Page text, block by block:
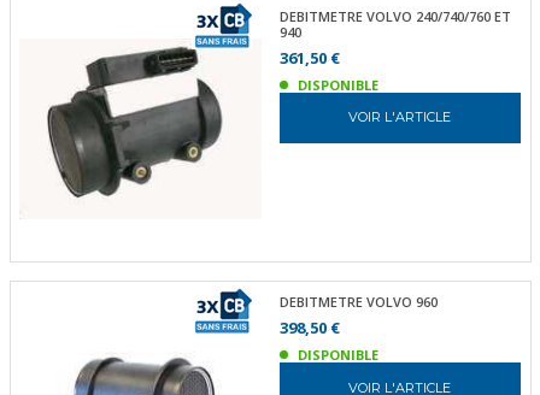
DEBITMETRE VOLVO 240/740/760 ET
940
361,50 €
DISPONIBLE
VOIR L'ARTICLE
DEBITMETRE VOLVO 960
398,50 €
DISPONIBLE
VOIR L'ARTICLE